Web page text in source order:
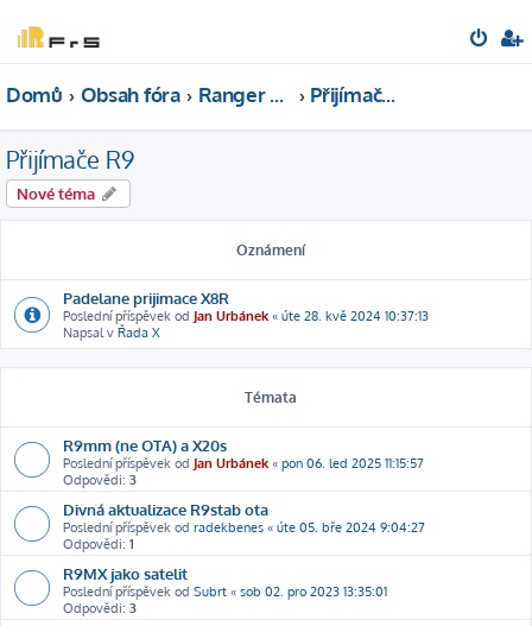
Domů Obsah fóra Ranger 9 - 868Hz Přijímače R9
Přijímače R9
Nové téma
Oznámení
Padelane prijimace X8R
Poslední příspěvek od Jan Urbánek « úte 28. kvě 2024 10:37:13
Napsal v Řada X
Témata
R9mm (ne OTA) a X20s
Poslední příspěvek od Jan Urbánek « pon 06. led 2025 11:15:57
Odpovědi: 3
Divná aktualizace R9stab ota
Poslední příspěvek od radekbenes « úte 05. bře 2024 9:04:27
Odpovědi: 1
R9MX jako satelit
Poslední příspěvek od Subrt « sob 02. pro 2023 13:35:01
Odpovědi: 3